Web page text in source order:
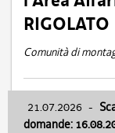
RIGOLATO
Comunità di
21.07.2026 -
domande: